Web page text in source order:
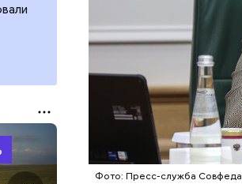
Фото: Пресс-служба Совфеда